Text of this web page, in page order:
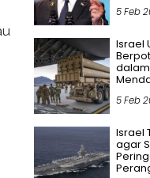
5 Feb
Israel
dalam
5 Feb
Israel
agar